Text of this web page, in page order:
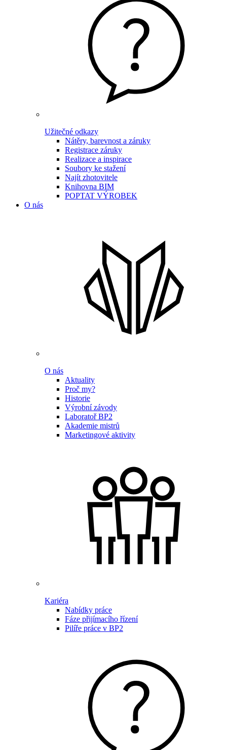
Užitečné odkazy
Nátěry, barevnost a záruky
Registrace záruky
Realizace a inspirace
Soubory ke stažení
Najít zhotovitele
Knihovna BIM
POPTAT VÝROBEK
O nás
O nás
Aktuality
Proč my?
Historie
Výrobní závody
Laboratoř BP2
Akademie mistrů
Marketingové aktivity
Kariéra
Nabídky práce
Fáze přijímacího řízení
Pilíře práce v BP2